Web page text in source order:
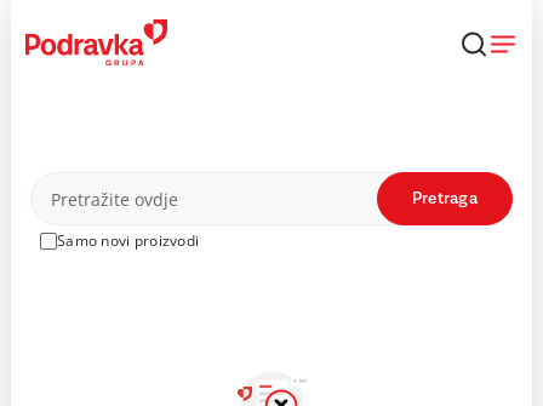
content
Proizvodi
Samo novi proizvodi
Pretraga